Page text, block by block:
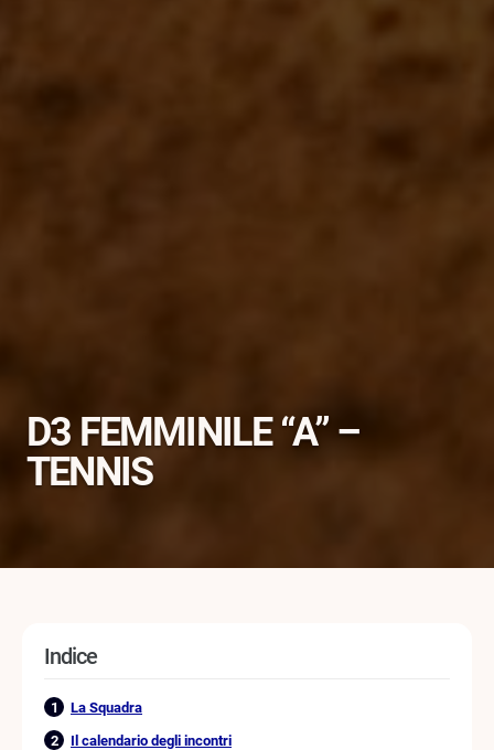
D3 FEMMINILE “A” –
TENNIS
Indice
La Squadra
Il calendario degli incontri